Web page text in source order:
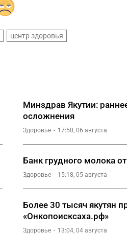
центр здоровья
Минздрав Якутии:
осложнения
Здоровье 17:50, 06 августа
Банк грудного молока
Здоровье 15:18, 05 августа
Более 30 тысяч якутян
«Онкопоисксаха.рф»
Здоровье 13:04, 04 августа